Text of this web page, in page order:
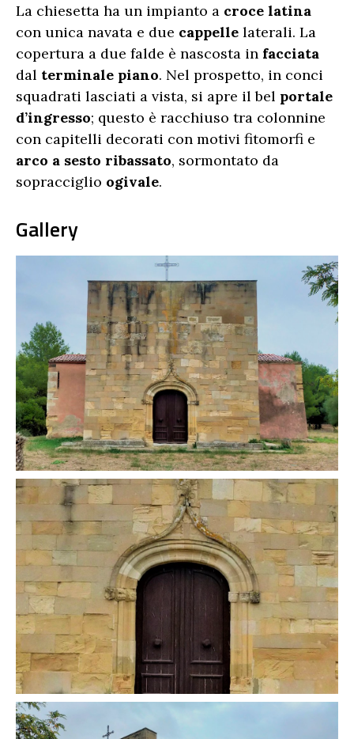
La chiesetta ha un impianto a croce latina
con unica navata e due cappelle laterali. La
copertura a due falde è nascosta in facciata
dal terminale piano. Nel prospetto, in conci
squadrati lasciati a vista, si apre il bel portale
d’ingresso; questo è racchiuso tra colonnine
con capitelli decorati con motivi fitomorfi e
arco a sesto ribassato, sormontato da
sopracciglio ogivale.
Gallery